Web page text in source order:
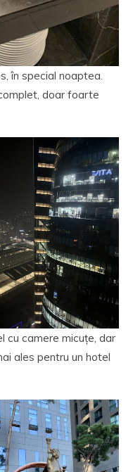
în special noaptea.
doar foarte
cu camere micuțe, dar
ales pentru un hotel